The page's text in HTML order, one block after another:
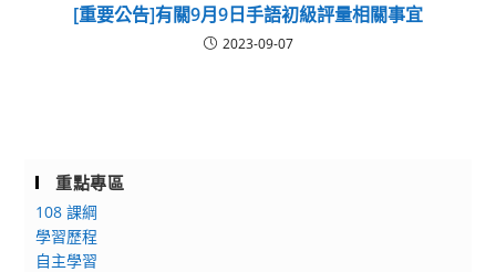
[重要公告]有關9月9日手語初級評量相關事宜
2023-09-07
重點專區
108 課綱
學習歷程
自主學習